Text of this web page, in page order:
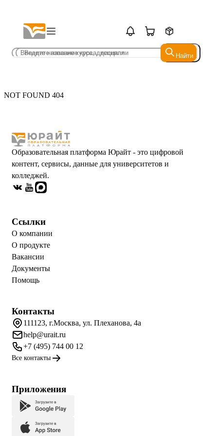
Найти
Найти
NOT FOUND 404
Образовательная платформа Юрайт - это цифровой
контент, сервисы, данные для университетов и
колледжей.
Ссылки
О компании
О продукте
Вакансии
Документы
Помощь
Контакты
111123, г.Москва, ул. Плеханова, 4а
help@urait.ru
+7 (495) 744 00 12
Все контакты
Приложения